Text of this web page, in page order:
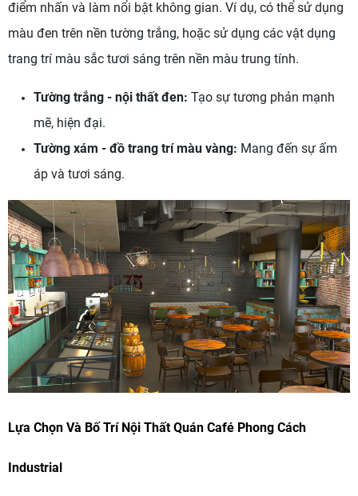
điểm nhấn và làm nổi bật không gian. Ví dụ, có thể sử dụng
màu đen trên nền tường trắng, hoặc sử dụng các vật dụng
trang trí màu sắc tươi sáng trên nền màu trung tính.
Tường trắng - nội thất đen: Tạo sự tương phản mạnh
mẽ, hiện đại.
Tường xám - đồ trang trí màu vàng: Mang đến sự ấm
áp và tươi sáng.
Lựa Chọn Và Bố Trí Nội Thất Quán Café Phong Cách
Industrial